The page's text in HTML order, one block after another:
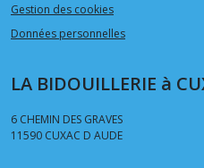
Gestion des cookies
Données personnelles
LA BIDOUILLERIE à
6 CHEMIN DES GRAVES
11590 CUXAC D AUDE